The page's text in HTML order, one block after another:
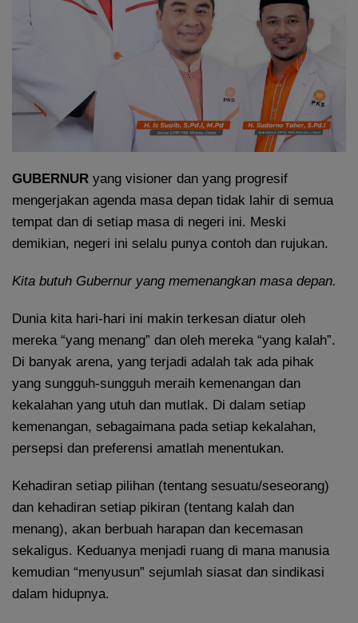
GUBERNUR yang visioner dan yang progresif
mengerjakan agenda masa depan tidak lahir di semua
tempat dan di setiap masa di negeri ini. Meski
demikian, negeri ini selalu punya contoh dan rujukan.
Kita butuh Gubernur yang memenangkan masa depan.
Dunia kita hari-hari ini makin terkesan diatur oleh
mereka “yang menang” dan oleh mereka “yang kalah”.
Di banyak arena, yang terjadi adalah tak ada pihak
yang sungguh-sungguh meraih kemenangan dan
kekalahan yang utuh dan mutlak. Di dalam setiap
kemenangan, sebagaimana pada setiap kekalahan,
persepsi dan preferensi amatlah menentukan.
Kehadiran setiap pilihan (tentang sesuatu/seseorang)
dan kehadiran setiap pikiran (tentang kalah dan
menang), akan berbuah harapan dan kecemasan
sekaligus. Keduanya menjadi ruang di mana manusia
kemudian “menyusun” sejumlah siasat dan sindikasi
dalam hidupnya.